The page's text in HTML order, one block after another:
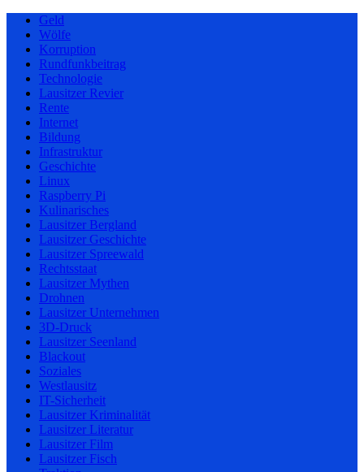
Geld
Wölfe
Korruption
Rundfunkbeitrag
Technologie
Lausitzer Revier
Rente
Internet
Bildung
Infrastruktur
Geschichte
Linux
Raspberry Pi
Kulinarisches
Lausitzer Bergland
Lausitzer Geschichte
Lausitzer Spreewald
Rechtsstaat
Lausitzer Mythen
Drohnen
Lausitzer Unternehmen
3D-Druck
Lausitzer Seenland
Blackout
Soziales
Westlausitz
IT-Sicherheit
Lausitzer Kriminalität
Lausitzer Literatur
Lausitzer Film
Lausitzer Fisch